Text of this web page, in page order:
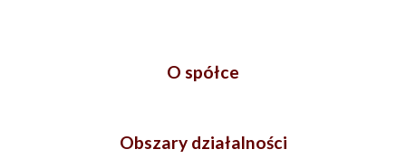
O spółce
Obszary działalności